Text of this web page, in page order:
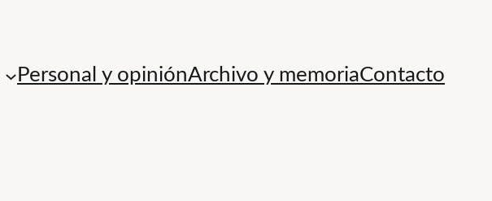
Personal y opiniónArchivo y memoriaContacto